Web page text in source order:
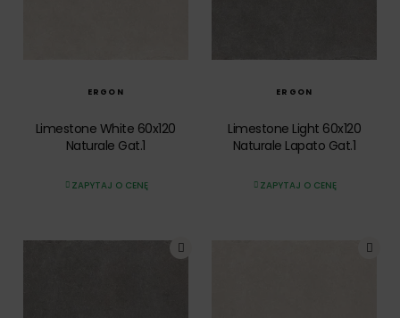
ERGON
Limestone White 60x120
Naturale Gat.1
ZAPYTAJ O CENĘ
ERGON
Limestone Light 60x120
Naturale Lapato Gat.1
ZAPYTAJ O CENĘ
SZYBKI PODGLĄD